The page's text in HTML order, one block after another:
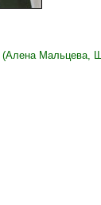
(Алена Мальцева,